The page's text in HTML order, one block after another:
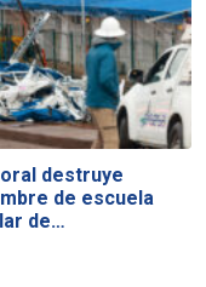
destruye
de escuela
de…